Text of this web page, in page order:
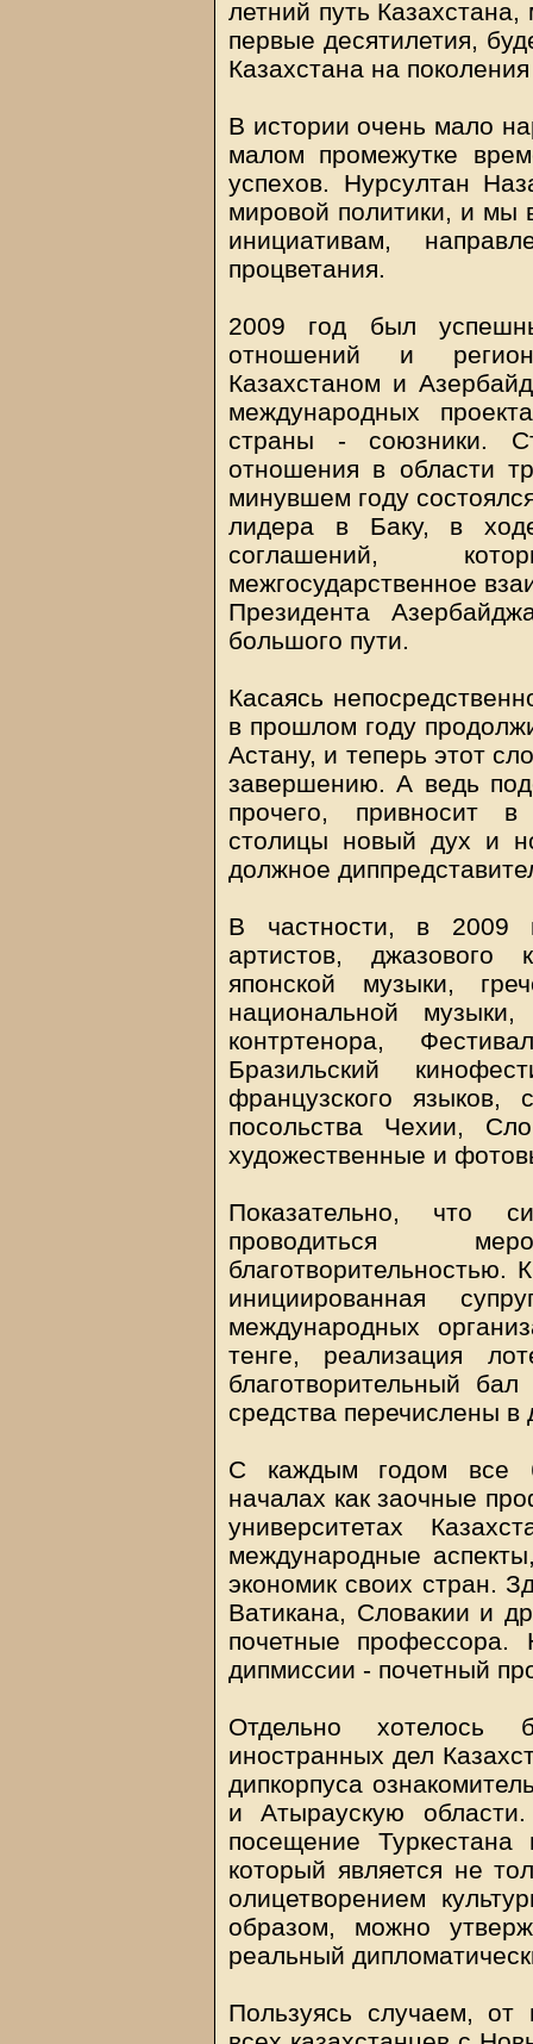
летний путь
первые десятилетия,
Казахстана на
В истории очень мало
малом промежутке
успехов. Нурсултан
мировой политики, и мы
инициативам,
процветания.
2009 год был
отношений и
Казахстаном и
международных
страны - союзники.
отношения в области
минувшем году
лидера в Баку, в
соглашений,
межгосударственное
Президента
большого пути.
Касаясь
в прошлом году
Астану, и теперь этот
завершению. А ведь
прочего, привносит в
столицы новый дух и
должное
В частности, в 2009
артистов,
японской музыки,
национальной музыки,
контртенора,
Бразильский
французского языков,
посольства Чехии,
художественные и
Показательно, что
проводиться
благотворительностью.
инициированная
международных
тенге, реализация
благотворительный
средства перечислены
С каждым годом все
началах как заочные
университетах
международные
экономик своих стран.
Ватикана, Словакии и
почетные профессора.
дипмиссии - почетный
Отдельно хотелось
иностранных дел
дипкорпуса
и Атыраускую
посещение
который является не
олицетворением
образом, можно
реальный
Пользуясь случаем, от